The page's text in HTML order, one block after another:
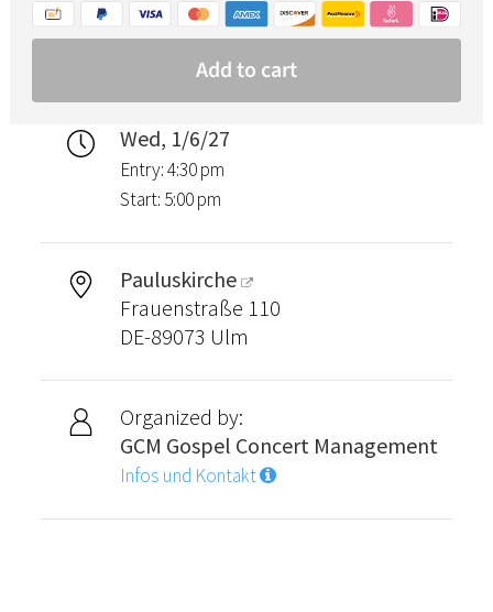
Wed, 1/6/27
Entry: 4:30 pm
Start: 5:00 pm
Pauluskirche
Frauenstraße 110
DE-89073 Ulm
Organized by:
GCM Gospel Concert Management
Infos und Kontakt